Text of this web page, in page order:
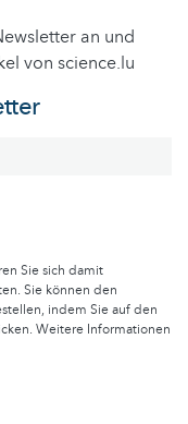
an und
von science.lu
Sie sich damit
Sie können den
indem Sie auf den
Weitere Informationen